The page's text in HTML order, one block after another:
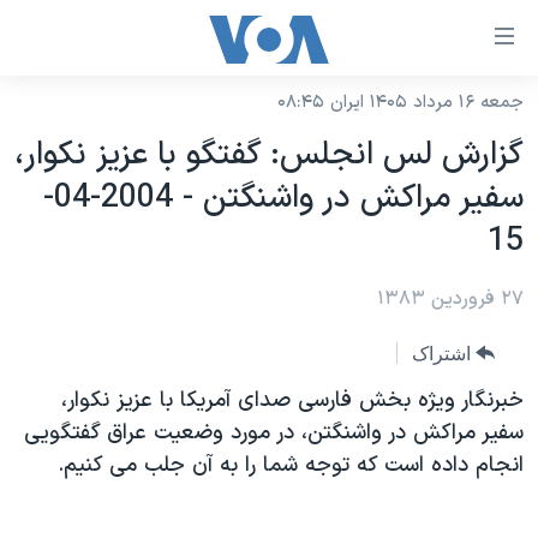
لینکهای
دسترسی
جهش
محتوای
اصلی
صفحه
جهش
به
جستجو
نسخه سبک وب‌سایت
موضوع ها
آمریکا
جهان
ورزشی
گزیده‌ها
ویژه برنامه‌ها
برنامه های تلویزیونی
جدول برنامه ها
صفحه‌های ویژه
جام جهانی ۲۰۲۶
عملیات خشم حماسی
۲۵۰سالگی آمریکا
فرکانس‌های صدای آمریکا
پخش رادیویی
جمعه ۱۶ مرداد ۱۴۰۵ ایران ۰۸:۴۵
گزارش لس انجلس: گفتگو با عزيز نکوار،
سفير مراکش در واشنگتن - 2004-04-
15
۲۷ فروردین ۱۳۸۳
اشتراک
خبرنگار ويژه بخش فارسی صدای آمريکا با عزيز نکوار،
سفير مراکش در واشنگتن، در مورد وضعيت عراق گفتگويی
انجام داده است که توجه شما را به آن جلب می کنيم.